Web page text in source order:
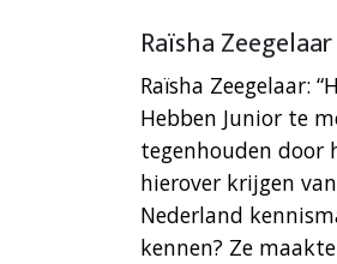
Raïsha Zeegelaar
Raïsha Zeegelaar:
Hebben Junior te
tegenhouden door
hierover krijgen
Nederland
kennen? Ze